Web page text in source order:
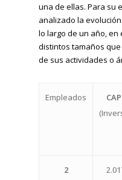
una de ellas. Para su
analizado la
lo largo de un año,
distintos tamaños
de sus actividades o
Empleados
2